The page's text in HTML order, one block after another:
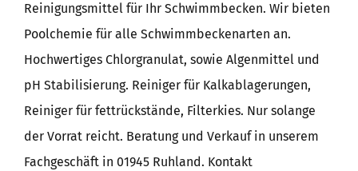
Reinigungsmittel für Ihr Schwimmbecken. Wir bieten
Poolchemie für alle Schwimmbeckenarten an.
Hochwertiges Chlorgranulat, sowie Algenmittel und
pH Stabilisierung. Reiniger für Kalkablagerungen,
Reiniger für fettrückstände, Filterkies. Nur solange
der Vorrat reicht. Beratung und Verkauf in unserem
Fachgeschäft in 01945 Ruhland. Kontakt